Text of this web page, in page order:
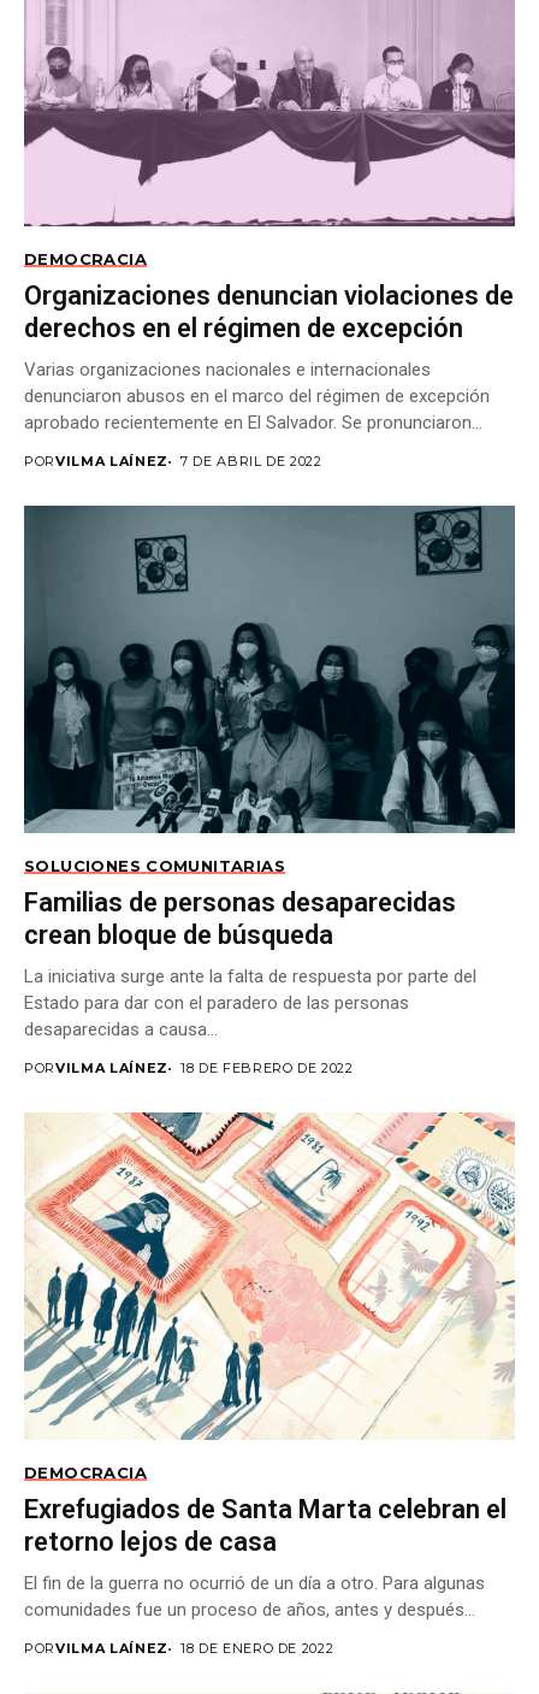
DEMOCRACIA
Organizaciones denuncian violaciones de
derechos en el régimen de excepción
Varias organizaciones nacionales e internacionales
denunciaron abusos en el marco del régimen de excepción
aprobado recientemente en El Salvador. Se pronunciaron
también ante...
PORVILMA LAÍNEZ 7 DE ABRIL DE 2022
SOLUCIONES COMUNITARIAS
Familias de personas desaparecidas
crean bloque de búsqueda
La iniciativa surge ante la falta de respuesta por parte del
Estado para dar con el paradero de las personas
desaparecidas a causa...
PORVILMA LAÍNEZ 18 DE FEBRERO DE 2022
DEMOCRACIA
Exrefugiados de Santa Marta celebran el
retorno lejos de casa
El fin de la guerra no ocurrió de un día a otro. Para algunas
comunidades fue un proceso de años, antes y después...
PORVILMA LAÍNEZ 18 DE ENERO DE 2022